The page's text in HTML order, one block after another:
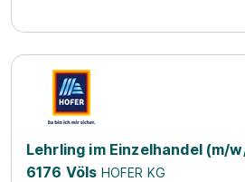
Lehrling im Einzelhandel (m/
6176 Völs HOFER KG